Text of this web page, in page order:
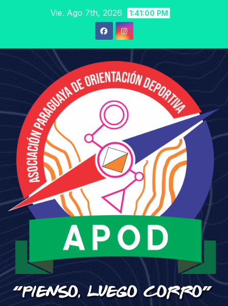
Vie. Ago 7th, 2026 1:41:01 PM